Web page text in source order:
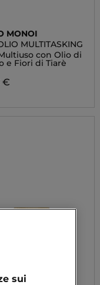
MONOI
MULTITASKING
con Olio di
e Fiori di Tiarè
€
sui